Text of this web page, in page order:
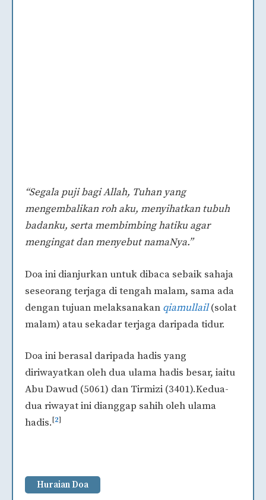
“Segala puji bagi Allah, Tuhan yang
mengembalikan roh aku, menyihatkan tubuh
badanku, serta membimbing hatiku agar
mengingat dan menyebut namaNya.”
Doa ini dianjurkan untuk dibaca sebaik sahaja
seseorang terjaga di tengah malam, sama ada
dengan tujuan melaksanakan qiamullail (solat
malam) atau sekadar terjaga daripada tidur.
Doa ini berasal daripada hadis yang
diriwayatkan oleh dua ulama hadis besar, iaitu
Abu Dawud (5061) dan Tirmizi (3401).Kedua-
dua riwayat ini dianggap sahih oleh ulama
hadis.[2]
Huraian Doa